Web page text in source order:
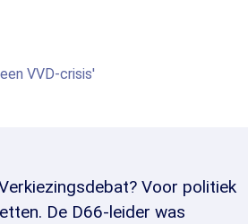
VVD-crisis'
Voor politiek
De D66-leider was